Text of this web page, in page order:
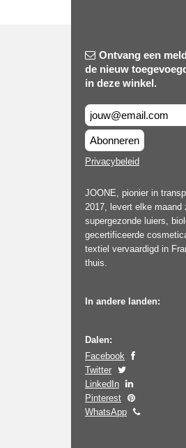
Ontvang een
de nieuw
in deze winkel.
Abonneren
Privacybeleid
JOONE, pionier in
2017, levert elke maand
supergezonde luiers,
gecertificeerde
textiel vervaardigd in
thuis.
In andere landen:
Dalen:
Facebook
Twitter
LinkedIn
Pinterest
WhatsApp